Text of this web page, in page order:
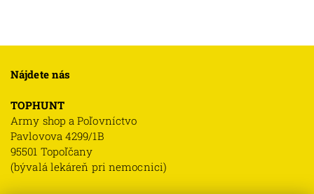
Nájdete nás
TOPHUNT
Army shop a Poľovníctvo
Pavlovova 4299/1B
95501 Topoľčany
(bývalá lekáreň pri nemocnici)